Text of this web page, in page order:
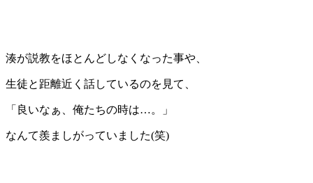
湊が説教をほとんどしなくなった事や、
生徒と距離近く話しているのを見て、
「良いなぁ、俺たちの時は…。」
なんて羨ましがっていました(笑)